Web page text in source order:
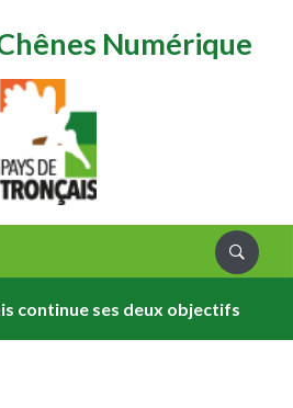
Numérique
ses deux objectifs